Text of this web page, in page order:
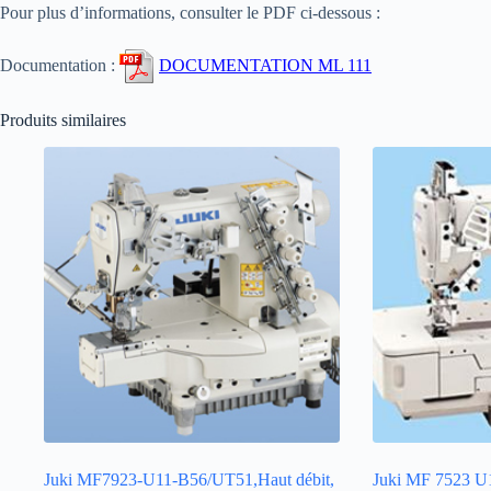
Pour plus d’informations, consulter le PDF ci-dessous :
Documentation : DOCUMENTATION ML 111
Produits similaires
Juki MF7923-U11-B56/UT51,Haut débit,
Juki MF 7523